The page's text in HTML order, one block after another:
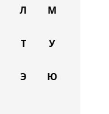
Л М
Т У
Э Ю